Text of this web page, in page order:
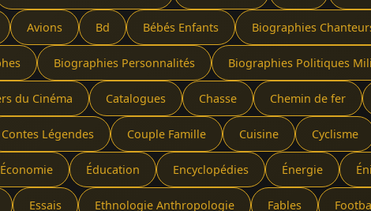
Avions Bd Bébés Enfants Biographies
Biographies Personnalités Biographies Politiques
du Cinéma Catalogues Chasse Chemin de fer
Contes Légendes Couple Famille Cuisine Cyclisme
Économie Éducation Encyclopédies Énergie
Essais Ethnologie Anthropologie Fables